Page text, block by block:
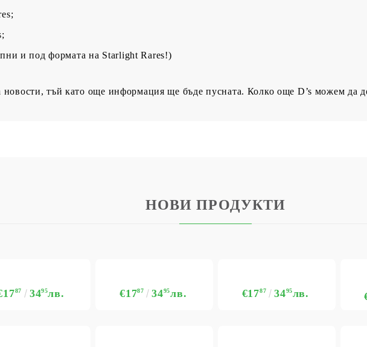
и под формата на Starlight Rares!)
новости, тъй като още информация ще бъде пусната. Колко още D’s можем да
НОВИ ПРОДУКТИ
87 3495лв. €1787 3495лв. €1787 3495лв.